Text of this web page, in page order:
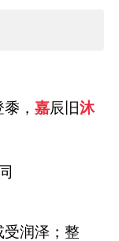
， 嘉辰旧沐
受润泽；整